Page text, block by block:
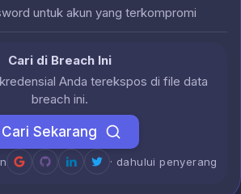
untuk akun yang terkompromi
Cari di Breach Ini
Anda terekspos di file data
breach ini.
Cari Sekarang
· dahului penyerang